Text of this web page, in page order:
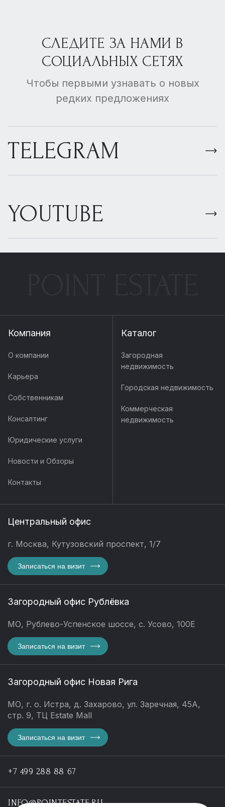
СЛЕДИТЕ ЗА НАМИ В
СОЦИАЛЬНЫХ СЕТЯХ
Чтобы первыми узнавать о новых
редких предложениях
TELEGRAM
YOUTUBE
Компания
О компании
Карьера
Собственникам
Консалтинг
Юридические услуги
Новости и Обзоры
Контакты
Каталог
Загородная
недвижимость
Городская недвижимость
Коммерческая
недвижимость
Центральный офис
г. Москва, Кутузовский проспект, 1/7
Записаться на визит
Загородный офис Рублёвка
МО, Рублево-Успенское шоссе, с. Усово, 100Е
Записаться на визит
Загородный офис Новая Рига
МО, г. о. Истра, д. Захарово, ул. Заречная, 45А,
стр. 9, ТЦ Estate Mall
Записаться на визит
+7 499 288 88 67
INFO@POINTESTATE.RU